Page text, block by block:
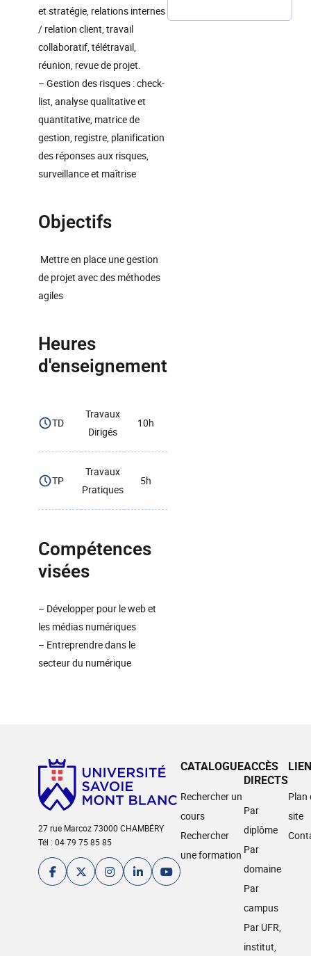
et stratégie, relations internes
/ relation client, travail
collaboratif, télétravail,
réunion, revue de projet.
– Gestion des risques : check-
list, analyse qualitative et
quantitative, matrice de
gestion, registre, planification
des réponses aux risques,
surveillance et maîtrise
Objectifs
Mettre en place une gestion
de projet avec des méthodes
agiles
Heures
d'enseignement
TD
Travaux
Dirigés
10h
TP
Travaux
Pratiques
5h
Compétences
visées
– Développer pour le web et
les médias numériques
– Entreprendre dans le
secteur du numérique
27 rue Marcoz 73000 CHAMBÉRY
Tél : 04 79 75 85 85
CATALOGUE
Rechercher un
cours
Rechercher
une formation
ACCÈS
DIRECTS
Par
diplôme
Par
domaine
Par
campus
Par UFR,
institut,
Plan
site